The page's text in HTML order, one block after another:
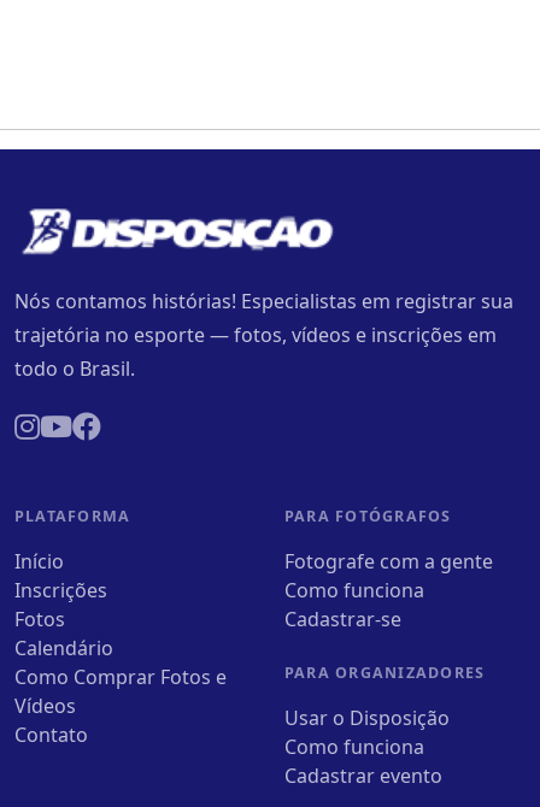
Nós contamos histórias! Especialistas em registrar sua
trajetória no esporte — fotos, vídeos e inscrições em
todo o Brasil.
PLATAFORMA
Início
Inscrições
Fotos
Calendário
Como Comprar Fotos e
Vídeos
Contato
PARA FOTÓGRAFOS
Fotografe com a gente
Como funciona
Cadastrar-se
PARA ORGANIZADORES
Usar o Disposição
Como funciona
Cadastrar evento